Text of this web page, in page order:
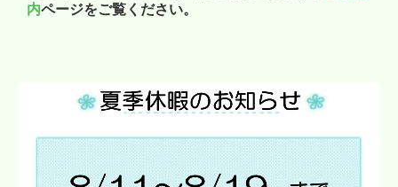
内ページをご覧ください。